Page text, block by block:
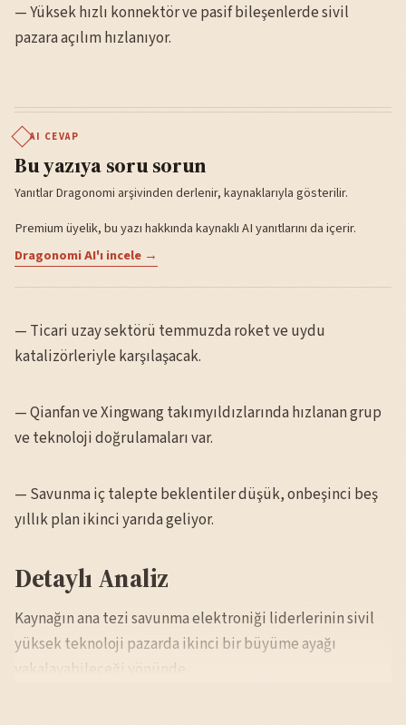
— Yüksek hızlı konnektör ve pasif bileşenlerde sivil
pazara açılım hızlanıyor.
AI CEVAP
Bu yazıya soru sorun
Yanıtlar Dragonomi arşivinden derlenir, kaynaklarıyla gösterilir.
Premium üyelik, bu yazı hakkında kaynaklı AI yanıtlarını da içerir.
Dragonomi AI'ı incele →
— Ticari uzay sektörü temmuzda roket ve uydu
katalizörleriyle karşılaşacak.
— Qianfan ve Xingwang takımyıldızlarında hızlanan grup
ve teknoloji doğrulamaları var.
— Savunma iç talepte beklentiler düşük, onbeşinci beş
yıllık plan ikinci yarıda geliyor.
Detaylı Analiz
Kaynağın ana tezi savunma elektroniği liderlerinin sivil
yüksek teknoloji pazarda ikinci bir büyüme ayağı
yakalayabileceği yönünde.